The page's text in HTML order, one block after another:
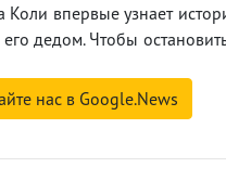
Коли впервые узнает
дедом. Чтобы
нас в Google.News